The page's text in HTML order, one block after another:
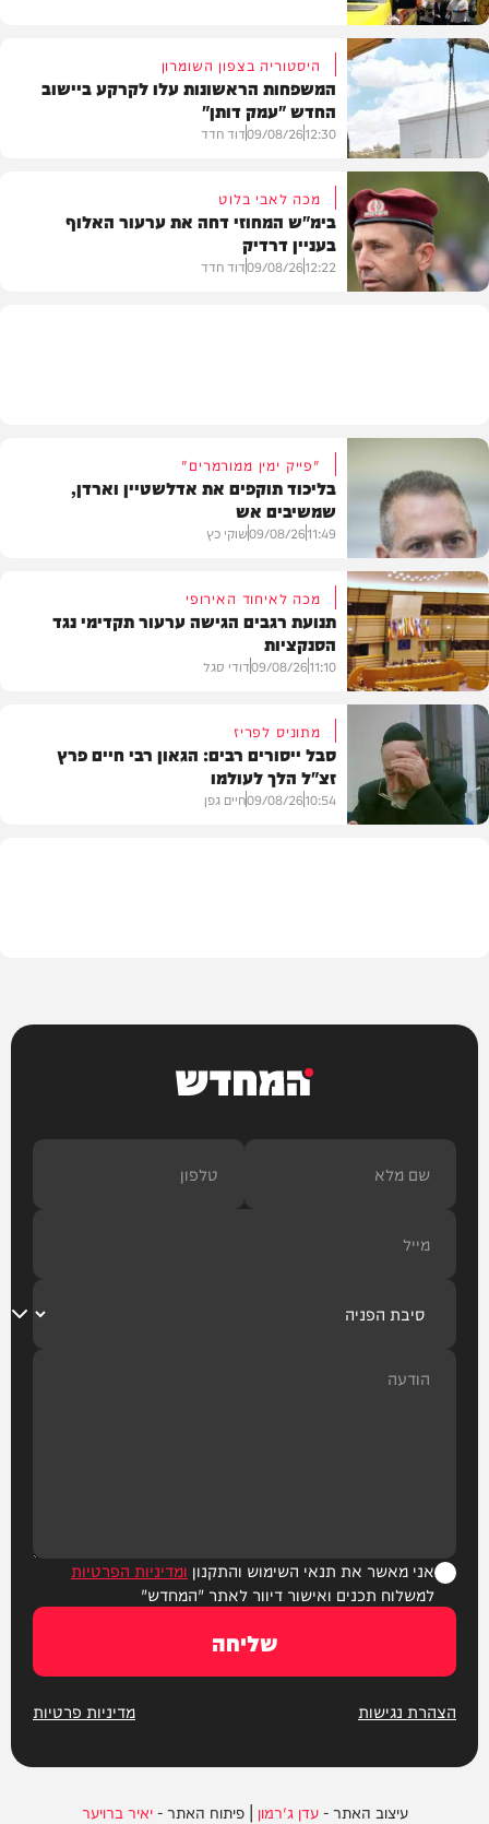
חדשות
בארץ
היסטוריה בצפון השומרון
המשפחות הראשונות עלו לקרקע ביישוב
החדש "עמק דותן"
12:30
09/08/26דוד חדד
מכה לאבי בלוט
בימ"ש המחוזי דחה את ערעור האלוף
בעניין דרדיק
12:22
09/08/26דוד חדד
חדשות
"פייק ימין ממורמרים"
בליכוד תוקפים את אדלשטיין וארדן,
שמשיבים אש
11:49
09/08/26שוקי כץ
חדשות
מכה לאיחוד האירופי
תנועת רגבים הגישה ערעור תקדימי נגד
הסנקציות
11:10
09/08/26דודי סגל
מתוניס לפריז
סבל ייסורים רבים: הגאון רבי חיים פרץ
זצ"ל הלך לעולמו
10:54
09/08/26חיים גפן
המחדש
אני מאשר את תנאי השימוש והתקנון ומדיניות הפרטיות
למשלוח תכנים ואישור דיוור לאתר "המחדש"
שליחה
הצהרת נגישות מדיניות פרטיות
עיצוב האתר -עדן ג'רמון | פיתוח האתר -יאיר ברויער